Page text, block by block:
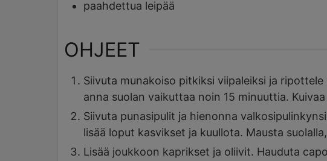
paahdettua leipää
OHJEET
Siivuta munakoiso pitkiksi viipaleiksi ja
anna suolan vaikuttaa noin 15 minuuttia.
Siivuta punasipulit ja hienonna
lisää loput kasvikset ja kuullota. Mausta
Lisää joukkoon kaprikset ja oliivit. Hauduta